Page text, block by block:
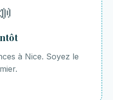
à Nice. Soyez le